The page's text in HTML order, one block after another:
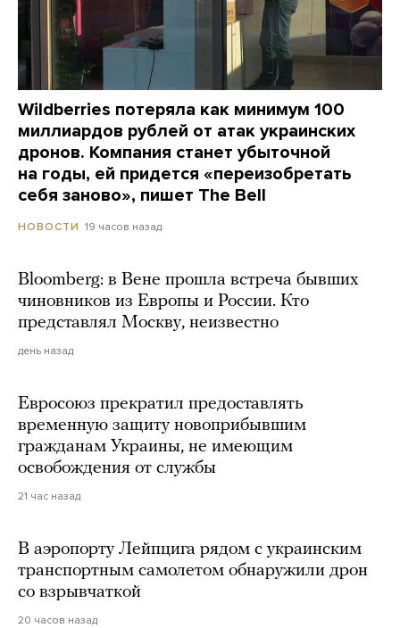
Wildberries потеряла как минимум 100
миллиардов рублей от атак украинских
дронов. Компания станет убыточной
на годы, ей придется «переизобретать
себя заново», пишет The Bell
НОВОСТИ 19 часов назад
Bloomberg: в Вене прошла встреча бывших
чиновников из Европы и России. Кто
представлял Москву, неизвестно
день назад
Евросоюз прекратил предоставлять
временную защиту новоприбывшим
гражданам Украины, не имеющим
освобождения от службы
21 час назад
В аэропорту Лейпцига рядом с украинским
транспортным самолетом обнаружили дрон
со взрывчаткой
20 часов назад